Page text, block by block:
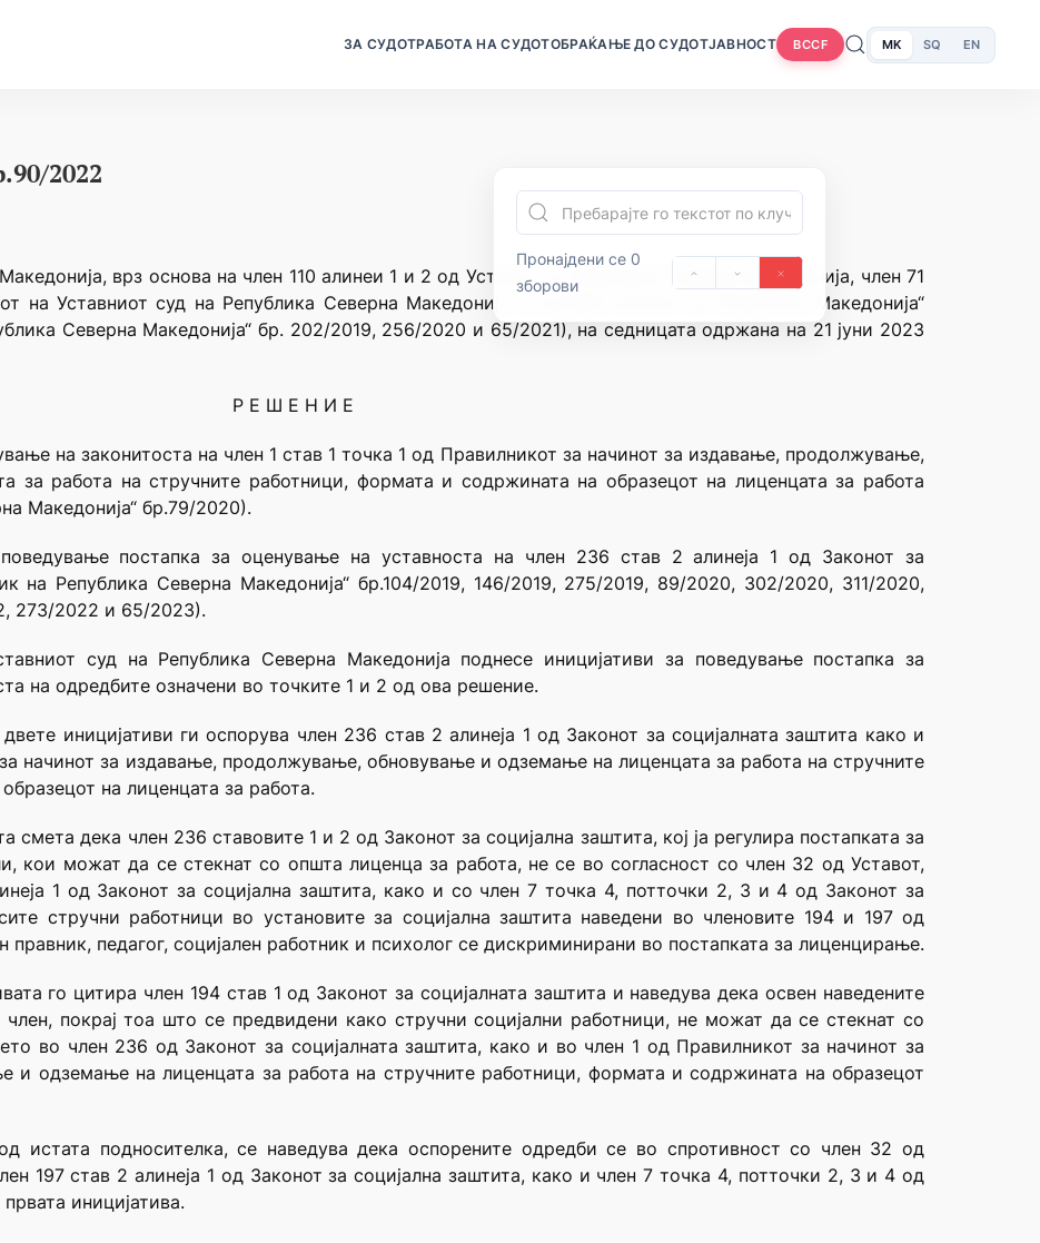
ЗА СУДОТРАБОТА НА СУДОТОБРАЌАЊЕ ДО СУДОТЈАВНОСТ BCCF MK SQ EN
2022
Пронајдени се 0
зборови
врз основа на член 110 алинеи 1 и 2 од Уставот на Република Северна Македонија, член 71
на Уставниот суд на Република Северна Македонија („Службен весник на Република Македонија“
Северна Македонија“ бр. 202/2019, 256/2020 и 65/2021), на седницата одржана на 21 јуни 2023
Р Е Ш Е Н И Е
на законитоста на член 1 став 1 точка 1 од Правилникот за начинот за издавање, продолжување,
за работа на стручните работници, формата и содржината на образецот на лиценцата за работа
Македонија“ бр.79/2020).
постапка за оценување на уставноста на член 236 став 2 алинеја 1 од Законот за
на Република Северна Македонија“ бр.104/2019, 146/2019, 275/2019, 89/2020, 302/2020, 311/2020,
273/2022 и 65/2023).
суд на Република Северна Македонија поднесе иницијативи за поведување постапка за
на одредбите означени во точките 1 и 2 од ова решение.
иницијативи ги оспорува член 236 став 2 алинеја 1 од Законот за социјалната заштита како и
начинот за издавање, продолжување, обновување и одземање на лиценцата за работа на стручните
на лиценцата за работа.
смета дека член 236 ставовите 1 и 2 од Законот за социјална заштита, кој ја регулира постапката за
кои можат да се стекнат со општа лиценца за работа, не се во согласност со член 32 од Уставот,
1 од Законот за социјална заштита, како и со член 7 точка 4, потточки 2, 3 и 4 од Законот за
стручни работници во установите за социјална заштита наведени во членовите 194 и 197 од
правник, педагог, социјален работник и психолог се дискриминирани во постапката за лиценцирање.
го цитира член 194 став 1 од Законот за социјалната заштита и наведува дека освен наведените
покрај тоа што се предвидени како стручни социјални работници, не можат да се стекнат со
во член 236 од Законот за социјалната заштита, како и во член 1 од Правилникот за начинот за
и одземање на лиценцата за работа на стручните работници, формата и содржината на образецот
истата подносителка, се наведува дека оспорените одредби се во спротивност со член 32 од
197 став 2 алинеја 1 од Законот за социјална заштита, како и член 7 точка 4, потточки 2, 3 и 4 од
иницијатива.